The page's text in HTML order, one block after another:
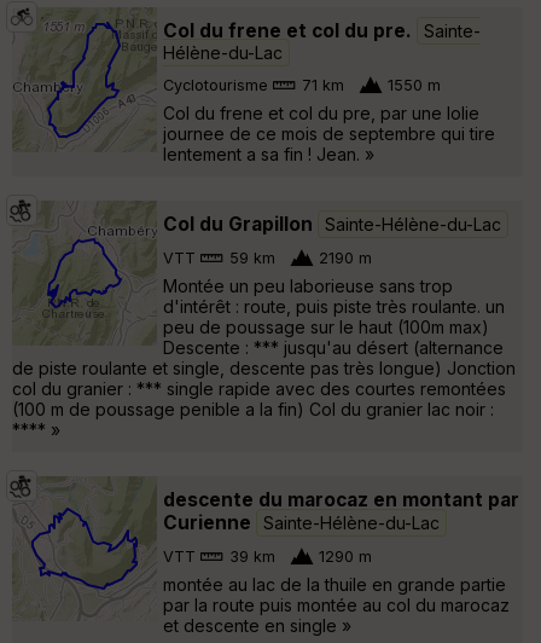
Col du frene et col du pre.
Sainte-
Hélène-du-Lac
Cyclotourisme 71 km 1550 m
Col du frene et col du pre, par une lolie
journee de ce mois de septembre qui tire
lentement a sa fin ! Jean. »
Col du Grapillon Sainte-Hélène-du-Lac
VTT 59 km 2190 m
Montée un peu laborieuse sans trop
d'intérêt : route, puis piste très roulante. un
peu de poussage sur le haut (100m max)
Descente : *** jusqu'au désert (alternance
de piste roulante et single, descente pas très longue) Jonction
col du granier : *** single rapide avec des courtes remontées
(100 m de poussage penible a la fin) Col du granier lac noir :
**** »
descente du marocaz en montant par
Curienne
Sainte-Hélène-du-Lac
VTT 39 km 1290 m
montée au lac de la thuile en grande partie
par la route puis montée au col du marocaz
et descente en single »